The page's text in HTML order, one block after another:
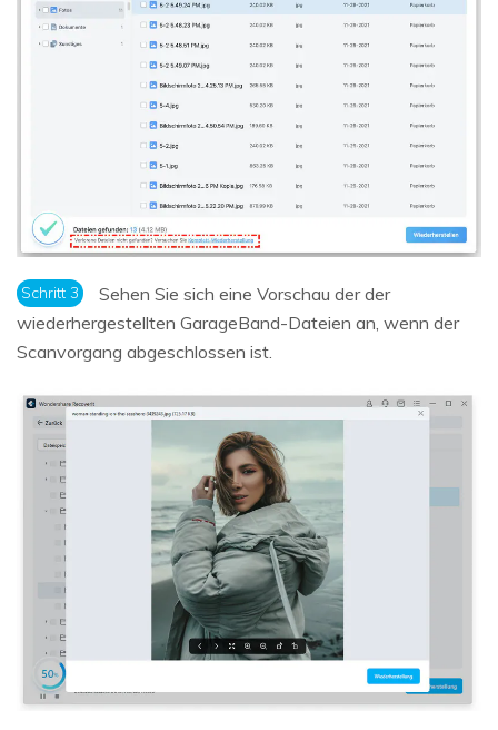
Schritt 3
Sehen Sie sich eine Vorschau der der
wiederhergestellten GarageBand-Dateien an, wenn der
Scanvorgang abgeschlossen ist.